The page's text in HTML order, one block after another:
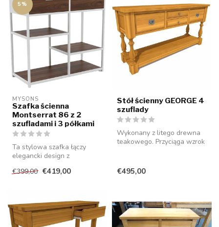
5%
MYSONS
Szafka ścienna
Montserrat 86 z 2
szufladami i 3 półkami
Ta stylowa szafka łączy
elegancki design z
przechowyw...
€399,00 €419,00
Stół ścienny GEORGE 4
szuflady
Wykonany z litego drewna
teakowego. Przyciąga wzrok
€495,00